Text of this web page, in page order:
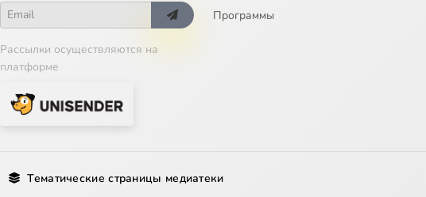
Рассылки осуществляются на
платформе
Программы
Тематические страницы медиатеки